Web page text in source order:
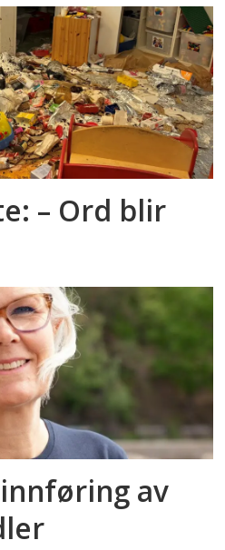
– Ord blir
av